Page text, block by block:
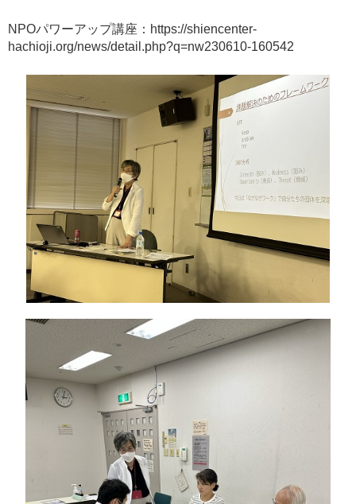
NPOパワーアップ講座：https://shiencenter-
hachioji.org/news/detail.php?q=nw230610-160542